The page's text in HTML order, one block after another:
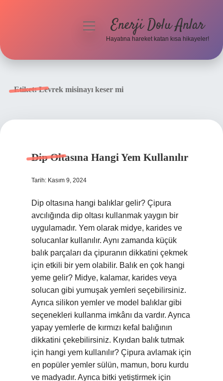
menüyüEnerji Dolu Anlar
Hayatına hareket katan kısa hikayeler!
Etiket:Levrek misinayı keser mi
Dip Oltasına Hangi Yem Kullanılır
Tarih: Kasım 9, 2024
Dip oltasına hangi balıklar gelir? Çipura
avcılığında dip oltası kullanmak yaygın bir
uygulamadır. Yem olarak midye, karides ve
solucanlar kullanılır. Aynı zamanda küçük
balık parçaları da çipuranın dikkatini çekmek
için etkili bir yem olabilir. Balık en çok hangi
yeme gelir? Midye, kalamar, karides veya
solucan gibi yumuşak yemleri seçebilirsiniz.
Ayrıca silikon yemler ve model balıklar gibi
seçenekleri kullanma imkânı da vardır. Ayrıca
yapay yemlerle de kırmızı kefal balığının
dikkatini çekebilirsiniz. Kıyıdan balık tutmak
için hangi yem kullanılır? Çipura avlamak için
en popüler yemler sülün, mamun, boru kurdu
ve madyadır. Ayrıca bitki yetiştirmek için